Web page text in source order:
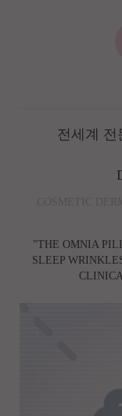
전세계
"THE OMNIA
SLEEP